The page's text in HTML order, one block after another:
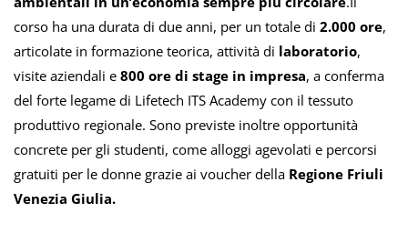
corso ha una durata di due anni, per un totale di 2.000 ore,
articolate in formazione teorica, attività di laboratorio,
visite aziendali e 800 ore di stage in impresa, a conferma
del forte legame di Lifetech ITS Academy con il tessuto
produttivo regionale. Sono previste inoltre opportunità
concrete per gli studenti, come alloggi agevolati e percorsi
gratuiti per le donne grazie ai voucher della Regione Friuli
Venezia Giulia.